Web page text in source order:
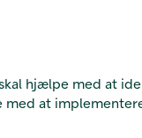
hjælpe med at
at